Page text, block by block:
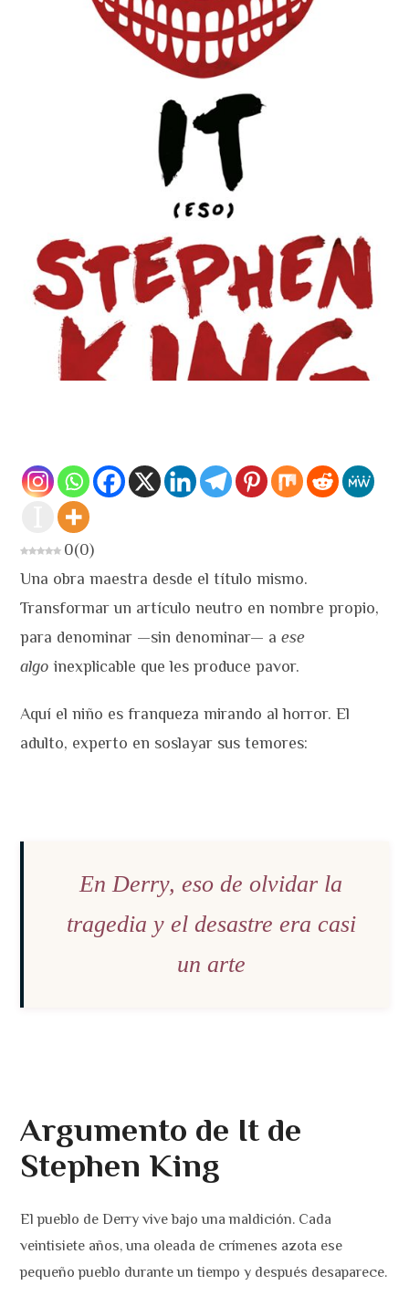
0(0)
Una obra maestra desde el título mismo.
Transformar un artículo neutro en nombre propio,
para denominar —sin denominar— aese
algo inexplicable que les produce pavor.
Aquí el niño es franqueza mirando al horror. El
adulto, experto en soslayar sus temores:
En Derry, eso de olvidar la
tragedia y el desastre era casi
un arte
Argumento de It de
Stephen King
El pueblo de Derry vive bajo una maldición. Cada
veintisiete años, una oleada de crímenes azota ese
pequeño pueblo durante un tiempo y después desaparece.